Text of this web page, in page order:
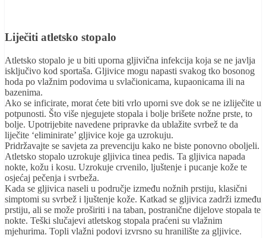
Liječiti atletsko stopalo
Atletsko stopalo je u biti uporna gljivična infekcija koja se ne javlja
isključivo kod sportaša. Gljivice mogu napasti svakog tko bosonog
hoda po vlažnim podovima u svlačionicama, kupaonicama ili na
bazenima.
Ako se inficirate, morat ćete biti vrlo uporni sve dok se ne izliječite u
potpunosti. Što više njegujete stopala i bolje brišete nožne prste, to
bolje. Upotrijebite navedene pripravke da ublažite svrbež te da
liječite ‘eliminirate’ gljivice koje ga uzrokuju.
Pridržavajte se savjeta za prevenciju kako ne biste ponovno oboljeli.
Atletsko stopalo uzrokuje gljivica tinea pedis. Ta gljivica napada
nokte, kožu i kosu. Uzrokuje crvenilo, ljuštenje i pucanje kože te
osjećaj pečenja i svrbeža.
Kada se gljivica naseli u područje između nožnih prstiju, klasični
simptomi su svrbež i ljuštenje kože. Katkad se gljivica zadrži između
prstiju, ali se može proširiti i na taban, postranične dijelove stopala te
nokte. Teški slučajevi atletskog stopala praćeni su vlažnim
mjehurima. Topli vlažni podovi izvrsno su hranilište za gljivice.